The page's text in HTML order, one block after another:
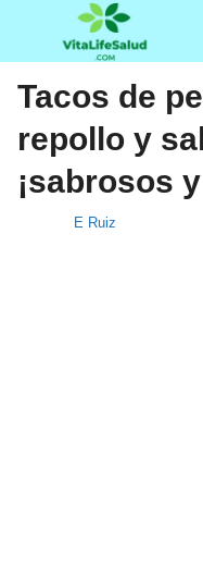
Tacos de
repollo y
¡sabrosos
E Ruiz